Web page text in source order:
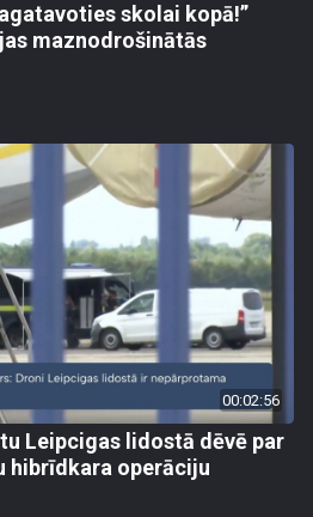
skolai kopā!”
maznodrošinātās
00:02:56
Leipcigas lidostā dēvē par
hibrīdkara operāciju